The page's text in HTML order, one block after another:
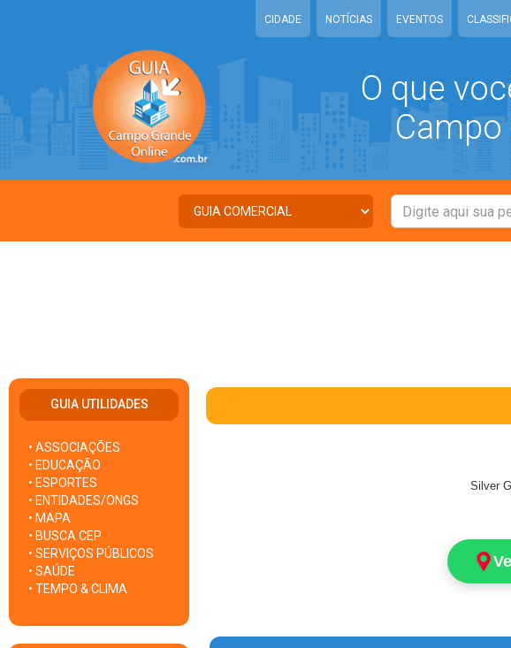
CIDADE NOTÍCIAS EVENTOS
O que
Campo
GUIA UTILIDADES
• ASSOCIAÇÕES
• EDUCAÇÃO
• ESPORTES
• ENTIDADES/ONGS
• MAPA
• BUSCA CEP
• SERVIÇOS PÚBLICOS
• SAÚDE
• TEMPO & CLIMA
Silver